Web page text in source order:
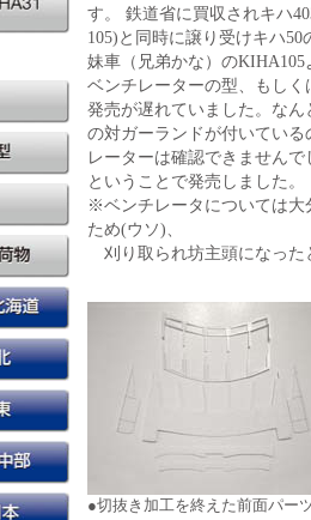
す。 鉄道省に買収されキハ
105)と同時に譲り受けキハ
妹車（兄弟かな）の
ベンチレーターの型、もし
発売が遅れていました。な
の対ガーランドが付いてい
レーターは確認できません
ということで発売しました。
※ベンチレータについては大
ため(ウソ)、
刈り取られ坊主頭になった
●切抜き加工を終えた前面パー